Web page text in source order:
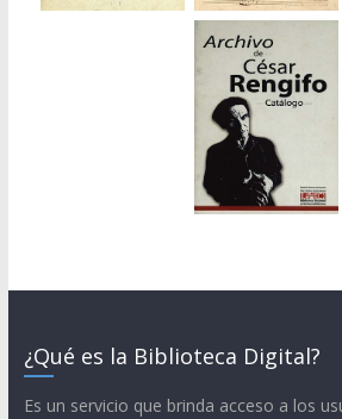
¿Qué es la Biblioteca Digital?
Es un servicio que brinda acceso a los